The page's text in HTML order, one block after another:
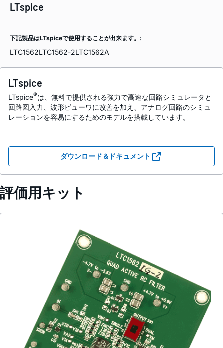
LTspice
下記製品はLTspiceで使用することが出来ます。:
LTC1562LTC1562-2LTC1562A
LTspice
LTspice®は、無料で提供される強力で高速な回路シミュレータと
回路図入力、波形ビューワに改善を加え、アナログ回路のシミュ
レーションを容易にするためのモデルを搭載しています。
ダウンロード＆ドキュメント
評価用キット